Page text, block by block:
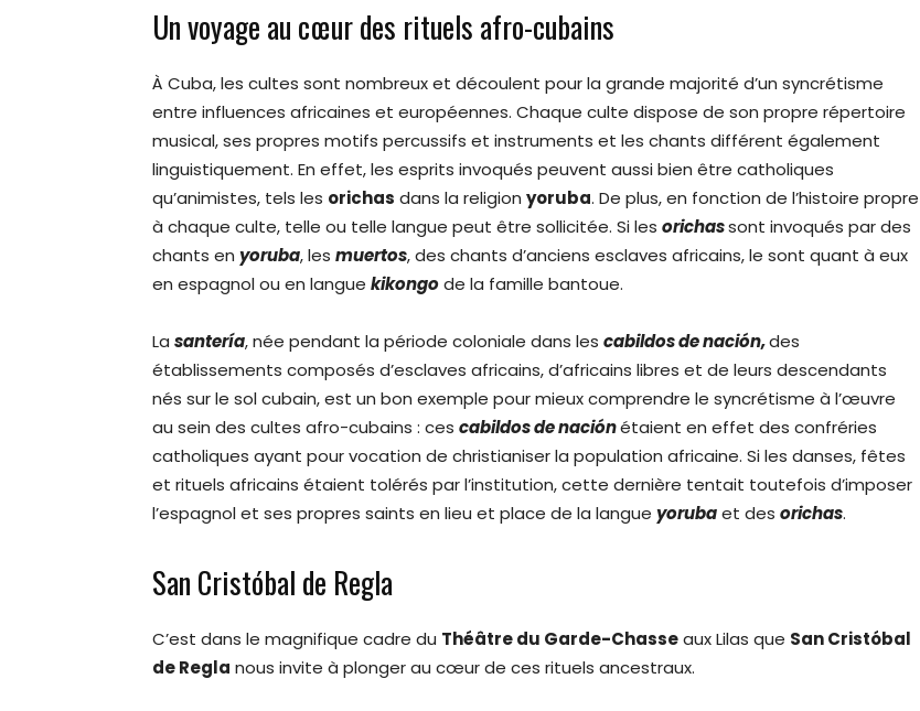
Un voyage au cœur des rituels afro-cubains
À Cuba, les cultes sont nombreux et découlent pour la grande majorité d’un syncrétisme
entre influences africaines et européennes. Chaque culte dispose de son propre répertoire
musical, ses propres motifs percussifs et instruments et les chants différent également
linguistiquement. En effet, les esprits invoqués peuvent aussi bien être catholiques
qu’animistes, tels les orichas dans la religion yoruba. De plus, en fonction de l’histoire propre
à chaque culte, telle ou telle langue peut être sollicitée. Si les orichassont invoqués par des
chants en yoruba, les muertos, des chants d’anciens esclaves africains, le sont quant à eux
en espagnol ou en langue kikongode la famille bantoue.
La santería, née pendant la période coloniale dans les cabildos de nación,des
établissements composés d’esclaves africains, d’africains libres et de leurs descendants
nés sur le sol cubain, est un bon exemple pour mieux comprendre le syncrétisme à l’œuvre
au sein des cultes afro-cubains : ces cabildos de naciónétaient en effet des confréries
catholiques ayant pour vocation de christianiser la population africaine. Si les danses, fêtes
et rituels africains étaient tolérés par l’institution, cette dernière tentait toutefois d’imposer
l’espagnol et ses propres saints en lieu et place de la langue yorubaet des orichas.
San Cristóbal de Regla
C’est dans le magnifique cadre du Théâtre du Garde-Chasseaux Lilas que San Cristóbal
de Regla nous invite à plonger au cœur de ces rituels ancestraux.